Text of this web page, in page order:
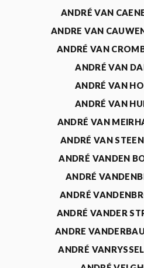
ANDRÉ VAN
ANDRE VAN
ANDRÉ VAN
ANDRÉ VAN
ANDRÉ VAN
ANDRÉ VAN
ANDRÉ VAN
ANDRÉ VAN
ANDRÉ VANDEN
ANDRÉ
ANDRÉ
ANDRÉ VANDER
ANDRE
ANDRÉ